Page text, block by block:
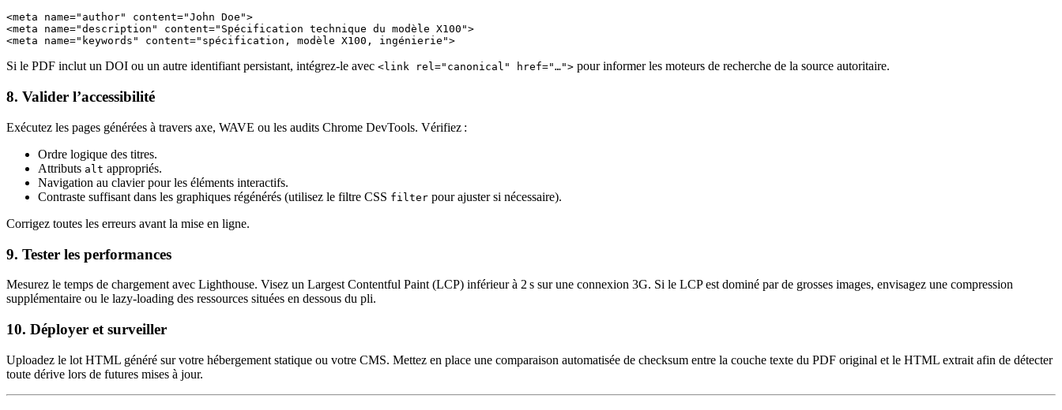
<meta name="author" content="John Doe">
<meta name="description" content="Spécification technique du modèle X100">
Si le PDF inclut un DOI ou un autre identifiant persistant, intégrez‑le avec <link rel="canonical" href="…"> pour informer les moteurs de recherche de la source autoritaire.
8. Valider l’accessibilité
Exécutez les pages générées à travers axe, WAVE ou les audits Chrome DevTools. Vérifiez :
Ordre logique des titres.
Attributs alt appropriés.
Navigation au clavier pour les éléments interactifs.
Contraste suffisant dans les graphiques régénérés (utilisez le filtre CSS filter pour ajuster si nécessaire).
Corrigez toutes les erreurs avant la mise en ligne.
9. Tester les performances
Mesurez le temps de chargement avec Lighthouse. Visez un Largest Contentful Paint (LCP) inférieur à 2 s sur une connexion 3G. Si le LCP est dominé par de grosses images, envisagez une compression
supplémentaire ou le lazy‑loading des ressources situées en dessous du pli.
10. Déployer et surveiller
Uploadez le lot HTML généré sur votre hébergement statique ou votre CMS. Mettez en place une comparaison automatisée de checksum entre la couche texte du PDF original et le HTML extrait afin de détecter
toute dérive lors de futures mises à jour.